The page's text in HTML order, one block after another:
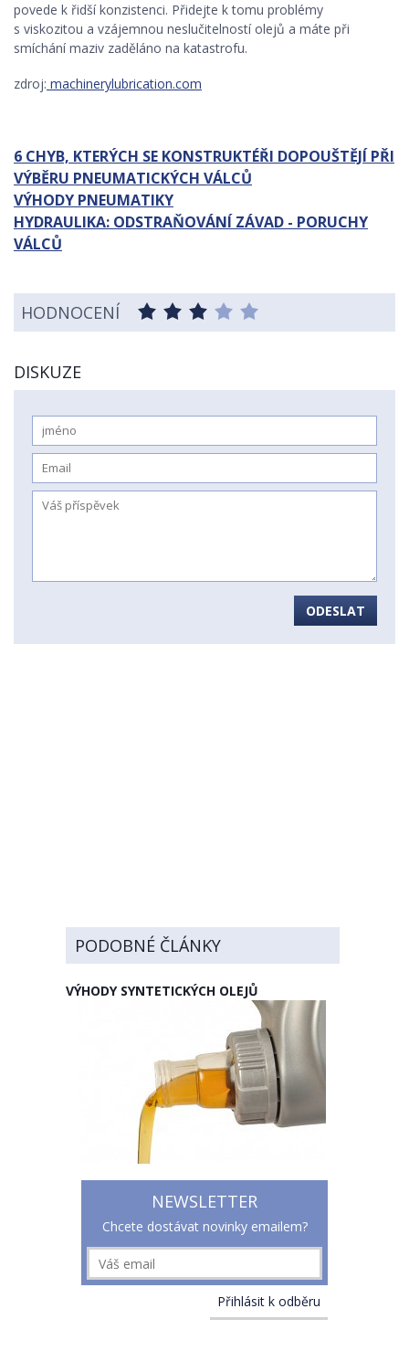
povede k řidší konzistenci. Přidejte k tomu problémy
s viskozitou a vzájemnou neslučitelností olejů a máte při
smíchání maziv zaděláno na katastrofu.
zdroj: machinerylubrication.com
6 CHYB, KTERÝCH SE KONSTRUKTÉŘI DOPOUŠTĚJÍ PŘI
VÝBĚRU PNEUMATICKÝCH VÁLCŮ
VÝHODY PNEUMATIKY
HYDRAULIKA: ODSTRAŇOVÁNÍ ZÁVAD - PORUCHY
VÁLCŮ
HODNOCENÍ
DISKUZE
ODESLAT
PODOBNÉ ČLÁNKY
VÝHODY SYNTETICKÝCH OLEJŮ
NEWSLETTER
Chcete dostávat novinky emailem?